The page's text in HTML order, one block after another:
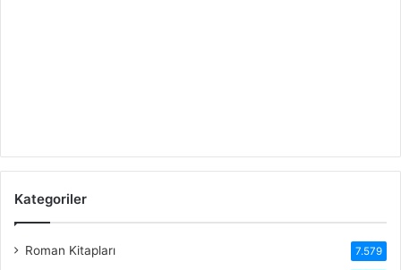
Kategoriler
Roman Kitapları 7.579